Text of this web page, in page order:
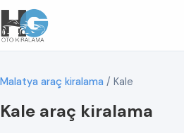
Malatya araç kiralama / Kale
Kale araç kiralama